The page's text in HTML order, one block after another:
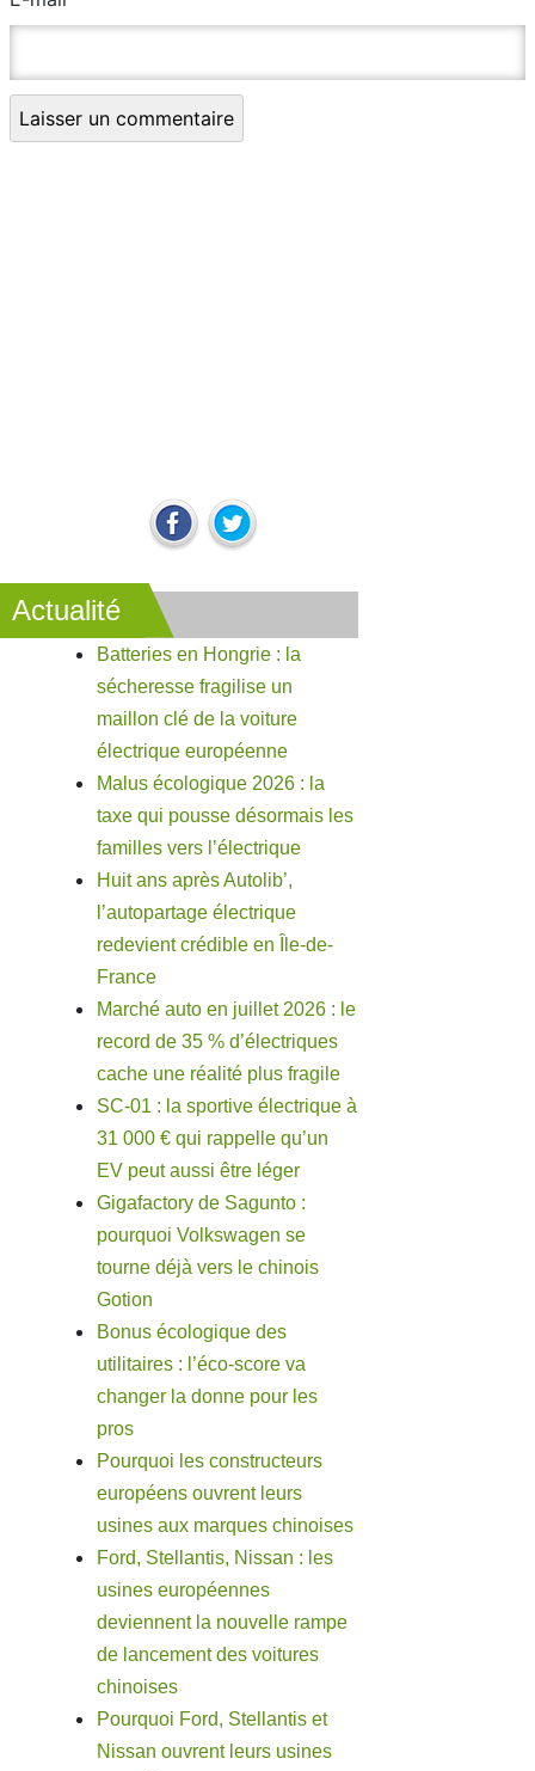
Actualité
Batteries en Hongrie : la
sécheresse fragilise un
maillon clé de la voiture
électrique européenne
Malus écologique 2026 : la
taxe qui pousse désormais les
familles vers l’électrique
Huit ans après Autolib’,
l’autopartage électrique
redevient crédible en Île-de-
France
Marché auto en juillet 2026 : le
record de 35 % d’électriques
cache une réalité plus fragile
SC-01 : la sportive électrique à
31 000 € qui rappelle qu’un
EV peut aussi être léger
Gigafactory de Sagunto :
pourquoi Volkswagen se
tourne déjà vers le chinois
Gotion
Bonus écologique des
utilitaires : l’éco-score va
changer la donne pour les
pros
Pourquoi les constructeurs
européens ouvrent leurs
usines aux marques chinoises
Ford, Stellantis, Nissan : les
usines européennes
deviennent la nouvelle rampe
de lancement des voitures
chinoises
Pourquoi Ford, Stellantis et
Nissan ouvrent leurs usines